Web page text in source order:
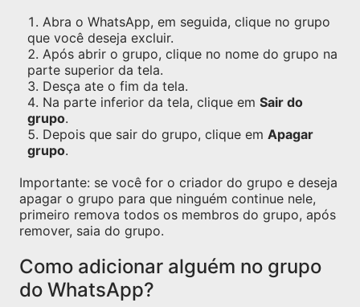
Abra o WhatsApp, em seguida, clique no grupo
que você deseja excluir.
Após abrir o grupo, clique no nome do grupo na
parte superior da tela.
Desça ate o fim da tela.
Na parte inferior da tela, clique em Sair do
grupo.
Depois que sair do grupo, clique em Apagar
grupo.
Importante: se você for o criador do grupo e deseja
apagar o grupo para que ninguém continue nele,
primeiro remova todos os membros do grupo, após
remover, saia do grupo.
Como adicionar alguém no grupo
do WhatsApp?